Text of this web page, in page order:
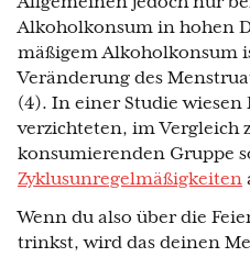
Alkoholkonsum in hohen
mäßigem Alkoholkonsum
Veränderung des
(4). In einer Studie
verzichteten, im Vergleich
konsumierenden Gruppe
Zyklusunregelmäßigkeiten
Wenn du also über die
trinkst, wird das deinen